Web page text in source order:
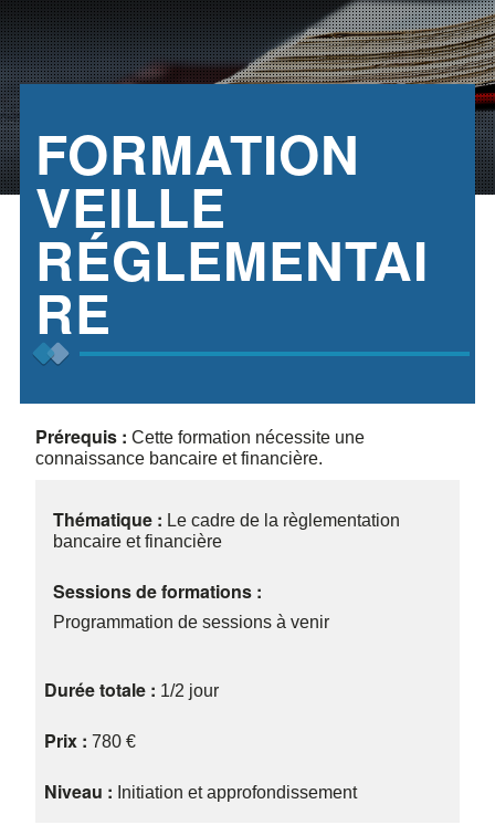
FORMATION
VEILLE
RÉGLEMENTAI
RE
Prérequis : Cette formation nécessite une
connaissance bancaire et financière.
Thématique : Le cadre de la règlementation
bancaire et financière
Sessions de formations :
Programmation de sessions à venir
Durée totale : 1/2 jour
Prix : 780 €
Niveau : Initiation et approfondissement